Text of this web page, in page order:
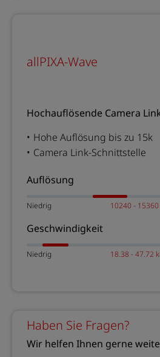
allPIXA-Wave
Hochauflösende Camera
Hohe Auflösung bis zu 15k
Camera Link-Schnittstelle
Auflösung
Niedrig 10240 -
Geschwindigkeit
Niedrig 18.38 - 47.72
Haben Sie Fragen?
Wir helfen Ihnen gerne